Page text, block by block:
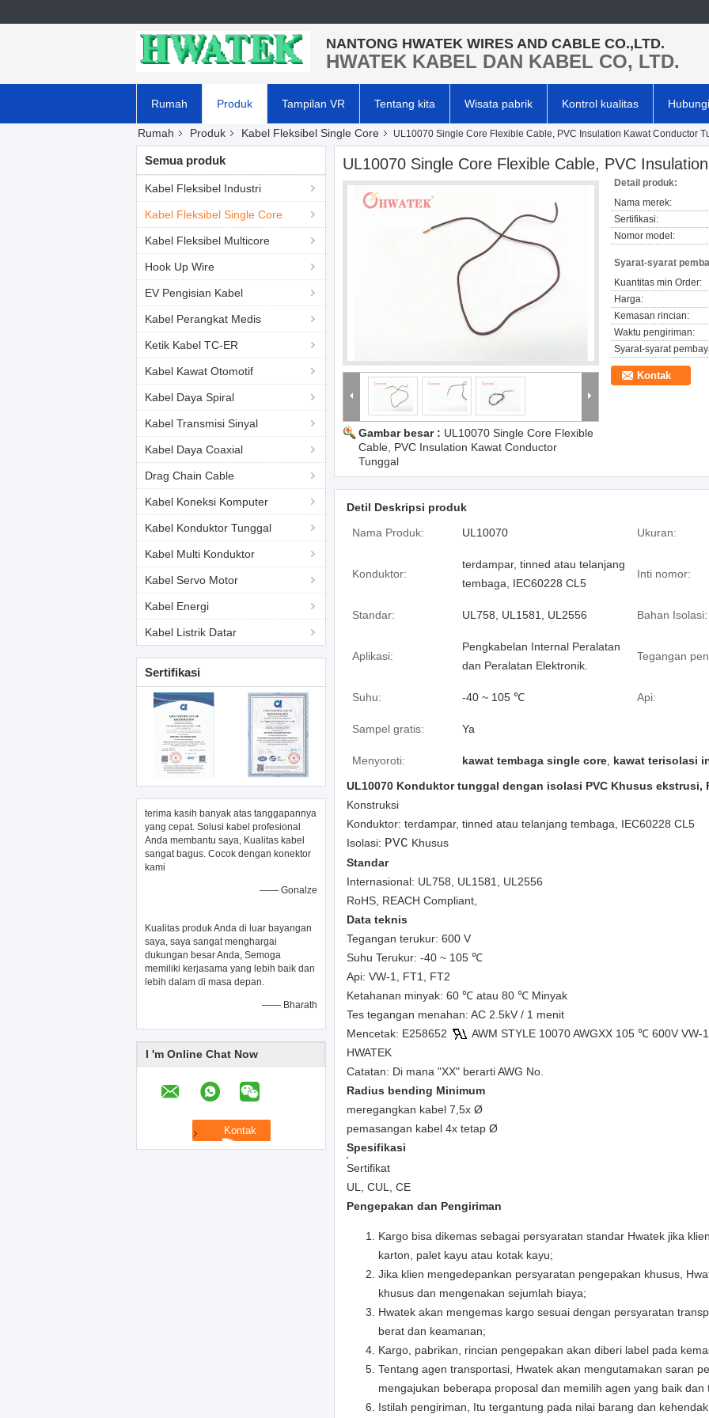
NANTONG HWATEK WIRES AND CABLE CO.,LTD.
HWATEK KABEL DAN KABEL CO, LTD.
Rumah Produk Tampilan VR Tentang kita Wisata pabrik Kontrol kualitas
Rumah Produk Kabel Fleksibel Single Core UL10070 Single Core Flexible Cable, PVC Insulation Kawat Conductor
Semua produk
Kabel Fleksibel Industri
Kabel Fleksibel Single Core
Kabel Fleksibel Multicore
Hook Up Wire
EV Pengisian Kabel
Kabel Perangkat Medis
Ketik Kabel TC-ER
Kabel Kawat Otomotif
Kabel Daya Spiral
Kabel Transmisi Sinyal
Kabel Daya Coaxial
Drag Chain Cable
Kabel Koneksi Komputer
Kabel Konduktor Tunggal
Kabel Multi Konduktor
Kabel Servo Motor
Kabel Energi
Kabel Listrik Datar
Sertifikasi
terima kasih banyak atas tanggapannya
yang cepat. Solusi kabel profesional
Anda membantu saya, Kualitas kabel
sangat bagus. Cocok dengan konektor
kami
—— Gonalze
Kualitas produk Anda di luar bayangan
saya, saya sangat menghargai
dukungan besar Anda, Semoga
memiliki kerjasama yang lebih baik dan
lebih dalam di masa depan.
—— Bharath
I 'm Online Chat Now
UL10070 Single Core Flexible Cable, PVC
Gambar besar : UL10070 Single Core Flexible
Cable, PVC Insulation Kawat Conductor
Tunggal
Detail produk:
Nama merek:
Sertifikasi:
Nomor model:
Syarat-syarat
Kuantitas min Order:
Harga:
Kemasan rincian:
Waktu pengiriman:
Syarat-syarat
Kontak
Detil Deskripsi produk
Nama Produk:
UL10070 Ukuran:
Konduktor:
terdampar, tinned atau telanjang
tembaga, IEC60228 CL5
Inti nomor:
Standar: UL758, UL1581, UL2556 Bahan Isolasi:
Aplikasi:
Pengkabelan Internal Peralatan
dan Peralatan Elektronik.
Tegangan
Suhu: -40 ~ 105 ℃ Api:
Sampel gratis: Ya
Menyoroti: kawat tembaga single core kawat terisolasi
UL10070 Konduktor tunggal dengan isolasi PVC Khusus ekstrusi,
Konstruksi
Konduktor: terdampar, tinned atau telanjang tembaga, IEC60228 CL5
Isolasi: PVC Khusus
Standar
Internasional: UL758, UL1581, UL2556
RoHS, REACH Compliant,
Data teknis
Tegangan terukur: 600 V
Suhu Terukur: -40 ~ 105 ℃
Api: VW-1, FT1, FT2
Ketahanan minyak: 60 ℃ atau 80 ℃ Minyak
Tes tegangan menahan: AC 2.5kV / 1 menit
Mencetak: E258652
AWM STYLE 10070 AWGXX 105 ℃ 600V
HWATEK
Catatan: Di mana "XX" berarti AWG No.
Radius bending Minimum
meregangkan kabel 7,5x Ø
pemasangan kabel 4x tetap Ø
Spesifikasi
Sertifikat
UL, CUL, CE
Pengepakan dan Pengiriman
Kargo bisa dikemas sebagai persyaratan standar Hwatek jika
karton, palet kayu atau kotak kayu;
Jika klien mengedepankan persyaratan pengepakan khusus,
khusus dan mengenakan sejumlah biaya;
Hwatek akan mengemas kargo sesuai dengan persyaratan
berat dan keamanan;
Kargo, pabrikan, rincian pengepakan akan diberi label pada
Tentang agen transportasi, Hwatek akan mengutamakan saran
mengajukan beberapa proposal dan memilih agen yang baik
Istilah pengiriman, Itu tergantung pada nilai barang dan